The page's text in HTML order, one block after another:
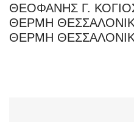
ΘΕΟΦΑΝΗΣ Γ.
ΘΕΡΜΗ
ΘΕΡΜΗ